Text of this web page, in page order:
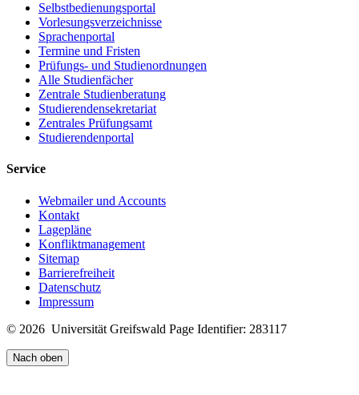
Selbstbedienungsportal
Vorlesungsverzeichnisse
Sprachenportal
Termine und Fristen
Prüfungs- und Studienordnungen
Alle Studienfächer
Zentrale Studienberatung
Studierendensekretariat
Zentrales Prüfungsamt
Studierendenportal
Service
Webmailer und Accounts
Kontakt
Lagepläne
Konfliktmanagement
Sitemap
Barrierefreiheit
Datenschutz
Impressum
© 2026 Universität Greifswald Page Identifier: 283117
Nach oben